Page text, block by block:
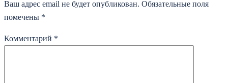
Ваш адрес email не будет опубликован. Обязательные поля
помечены *
Комментарий *